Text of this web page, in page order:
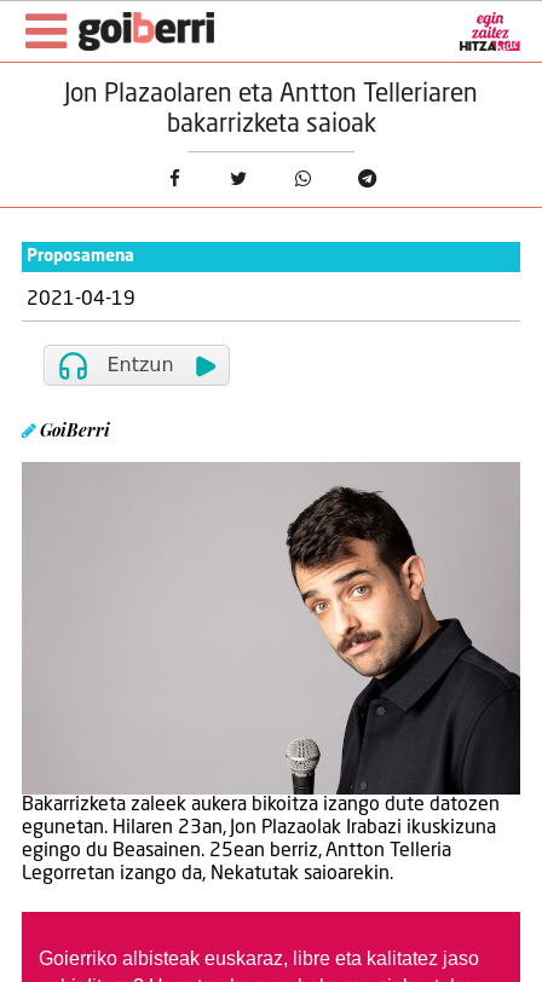
Jon Plazaolaren eta Antton Telleriaren
bakarrizketa saioak
Proposamena
2021-04-19
GoiBerri
Bakarrizketa zaleek aukera bikoitza izango dute datozen
egunetan. Hilaren 23an, Jon Plazaolak Irabazi ikuskizuna
egingo du Beasainen. 25ean berriz, Antton Telleria
Legorretan izango da, Nekatutak saioarekin.
Goierriko albisteak euskaraz, libre eta kalitatez jaso